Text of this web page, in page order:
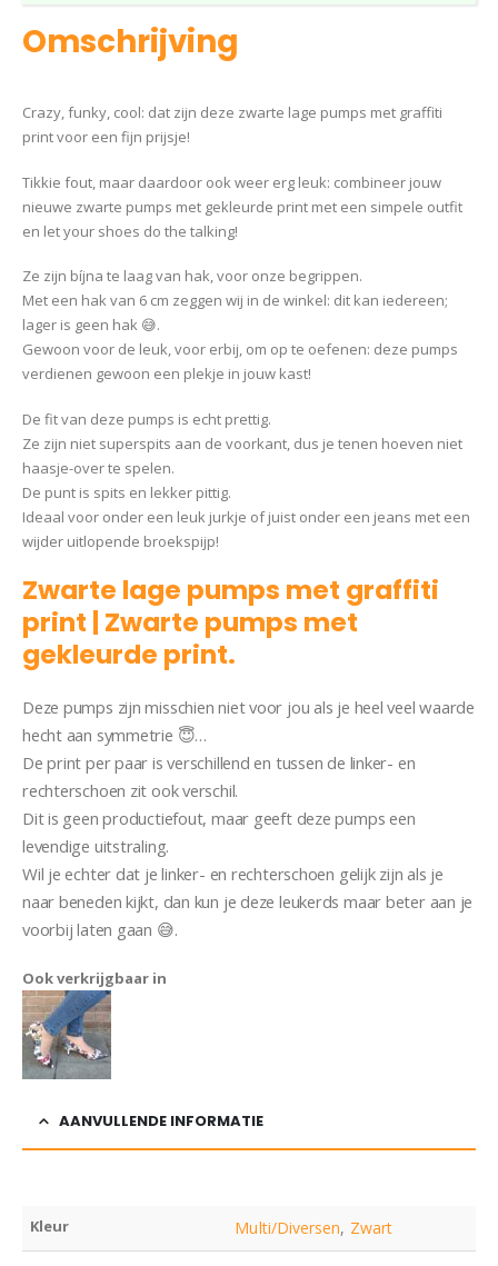
Omschrijving
Crazy, funky, cool: dat zijn deze zwarte lage pumps met graffiti
print voor een fijn prijsje!
Tikkie fout, maar daardoor ook weer erg leuk: combineer jouw
nieuwe zwarte pumps met gekleurde print met een simpele outfit
en let your shoes do the talking!
Ze zijn bíjna te laag van hak, voor onze begrippen.
Met een hak van 6 cm zeggen wij in de winkel: dit kan iedereen;
lager is geen hak 😅.
Gewoon voor de leuk, voor erbij, om op te oefenen: deze pumps
verdienen gewoon een plekje in jouw kast!
De fit van deze pumps is echt prettig.
Ze zijn niet superspits aan de voorkant, dus je tenen hoeven niet
haasje-over te spelen.
De punt is spits en lekker pittig.
Ideaal voor onder een leuk jurkje of juist onder een jeans met een
wijder uitlopende broekspijp!
Zwarte lage pumps met graffiti
print | Zwarte pumps met
gekleurde print.
Deze pumps zijn misschien niet voor jou als je heel veel waarde
hecht aan symmetrie 😇…
De print per paar is verschillend en tussen de linker- en
rechterschoen zit ook verschil.
Dit is geen productiefout, maar geeft deze pumps een
levendige uitstraling.
Wil je echter dat je linker- en rechterschoen gelijk zijn als je
naar beneden kijkt, dan kun je deze leukerds maar beter aan je
voorbij laten gaan 😅.
Ook verkrijgbaar in
AANVULLENDE INFORMATIE
Kleur Multi/Diversen, Zwart